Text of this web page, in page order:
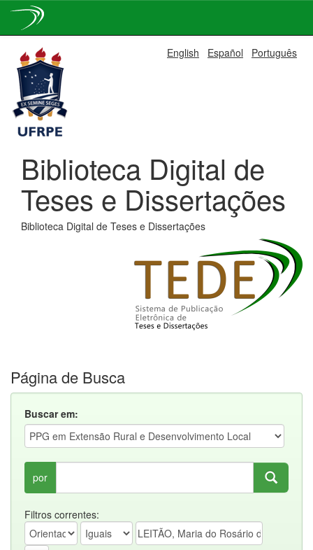
navigation
English Español Português
Biblioteca Digital de
Teses e Dissertações
Biblioteca Digital de Teses e Dissertações
Página de Busca
Buscar em:
por
Filtros correntes: